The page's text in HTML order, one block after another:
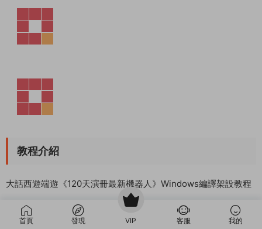
首頁 發現 VIP 客服 我的